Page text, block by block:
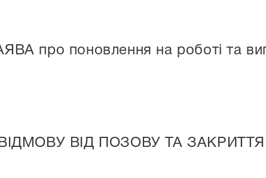
про поновлення на роботі та
ВІД ПОЗОВУ ТА